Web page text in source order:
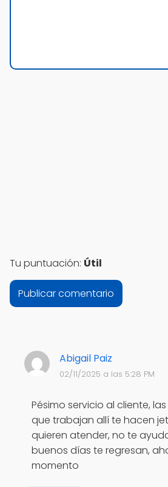
Abigail Paiz
02/11/2025 a las 5:28 PM
Pésimo servicio al cliente,
que trabajan allí te hacen
quieren atender, no te
buenos días te regresan,
momento
Tu puntuación: Útil